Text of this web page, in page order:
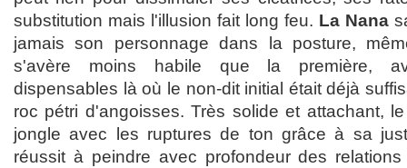
substitution mais l'illusion fait long feu. La Nana
jamais son personnage dans la posture,
s'avère moins habile que la première,
dispensables là où le non-dit initial était déjà
roc pétri d'angoisses. Très solide et attachant,
jongle avec les ruptures de ton grâce à sa
réussit à peindre avec profondeur des